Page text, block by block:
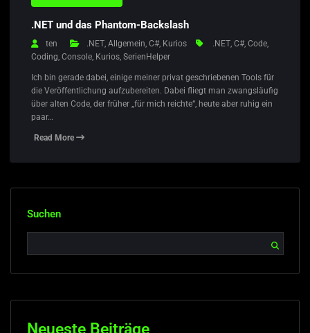
.NET und das Phantom-Backslash
ten .NET, Allgemein, C#, Kurios .NET, C#, Code,
Coding, Console, Kurios, SerienHelper
Ich bin gerade dabei, einige meiner privat geschriebenen Tools für
die Veröffentlichung aufzubereiten. Dabei fliegt man zwangsläufig
über alten Code, der früher „für mich reichte“, heute aber ruhig ein
paar…
Read More
Suchen
Neueste Beiträge